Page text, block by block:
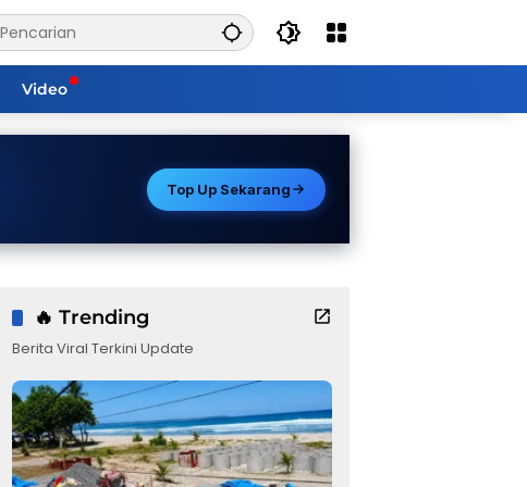
Video
Top Up Sekarang
🔥 Trending
Berita Viral Terkini Update